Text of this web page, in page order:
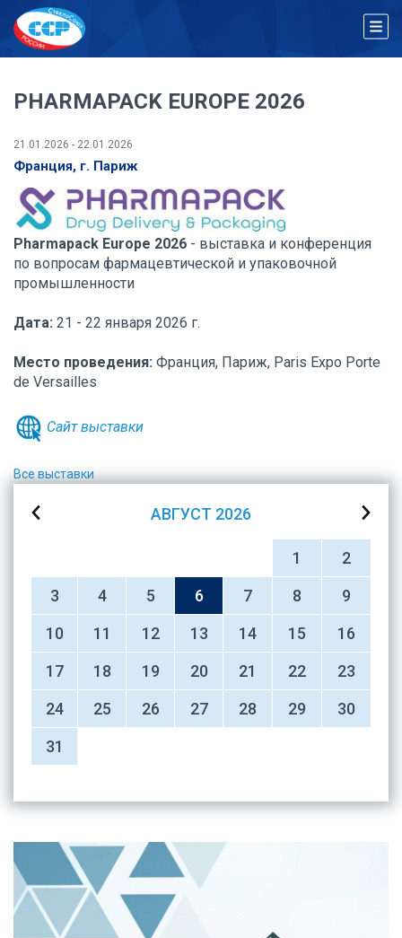
PHARMAPACK EUROPE 2026
21.01.2026 - 22.01.2026
Франция, г. Париж
Pharmapack Europe 2026 - выставка и конференция
по вопросам фармацевтической и упаковочной
промышленности
Дата: 21 - 22 января 2026 г.
Место проведения: Франция, Париж, Paris Expo Porte
de Versailles
Сайт выставки
Все выставки
АВГУСТ 2026
1
2
3
4 5 6 7 8
9
10
11 12 13 14 15
16
17
18 19 20 21 22
23
24
25 26 27 28 29
30
31